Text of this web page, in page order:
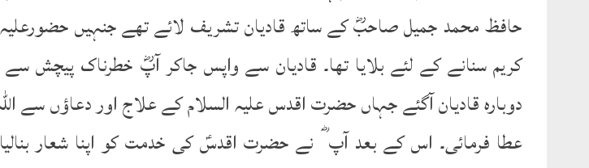
حافظ محمد جمیل صاحبؓ کے ساتھ قادیان تشریف لائے تھے جنہیں حضورعلیہ
کریم سنانے کے لئے بلایا تھا۔ قادیان سے واپس جاکر آپؓ خطرناک پیچش سے
دوبارہ قادیان آگئے جہاں حضرت اقدس علیہ السلام کے علاج اور دعاؤں سے
عطا فرمائی۔ اس کے بعد آپ ؓ نے حضرت اقدسؑ کی خدمت کو اپنا شعار